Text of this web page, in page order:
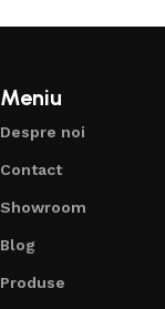
Meniu
Despre noi
Contact
Showroom
Blog
Produse